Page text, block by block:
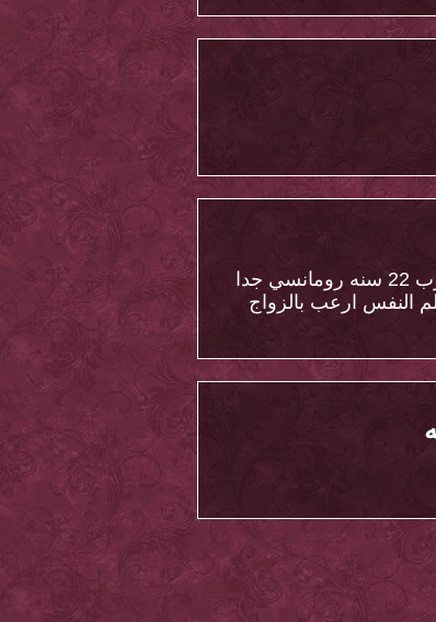
انا اسلام من مصر مقيم في السعوديه اعزب 22 سنه رومانسي جدا
النفس ارعب بالزواج